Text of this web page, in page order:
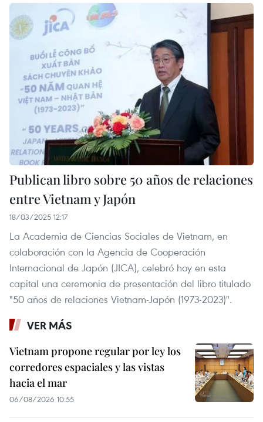
Publican libro sobre 50 años de relaciones
entre Vietnam y Japón
18/03/2025 12:17
La Academia de Ciencias Sociales de Vietnam, en
colaboración con la Agencia de Cooperación
Internacional de Japón (JICA), celebró hoy en esta
capital una ceremonia de presentación del libro titulado
"50 años de relaciones Vietnam-Japón (1973-2023)".
VER MÁS
Vietnam propone regular por ley los
corredores espaciales y las vistas
hacia el mar
06/08/2026 10:55